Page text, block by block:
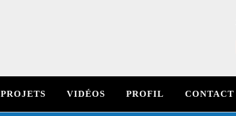
PROJETS VIDÉOS PROFIL CONTACT